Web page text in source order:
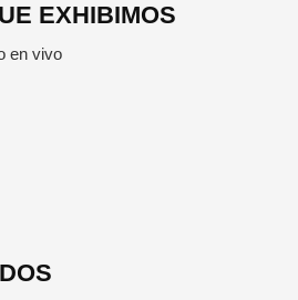
EXHIBIMOS
en vivo